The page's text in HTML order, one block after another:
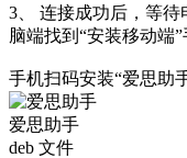
3、
连接成功后，等待
脑端找到“安装移动端
手机扫码安装“爱思助
爱思助手
deb 文件